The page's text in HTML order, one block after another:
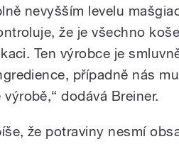
nevyšším levelu
že je všechno
Ten výrobce je
případně nás
dodává Breiner.
že potraviny nesmí